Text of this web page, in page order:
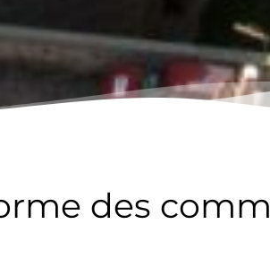
des